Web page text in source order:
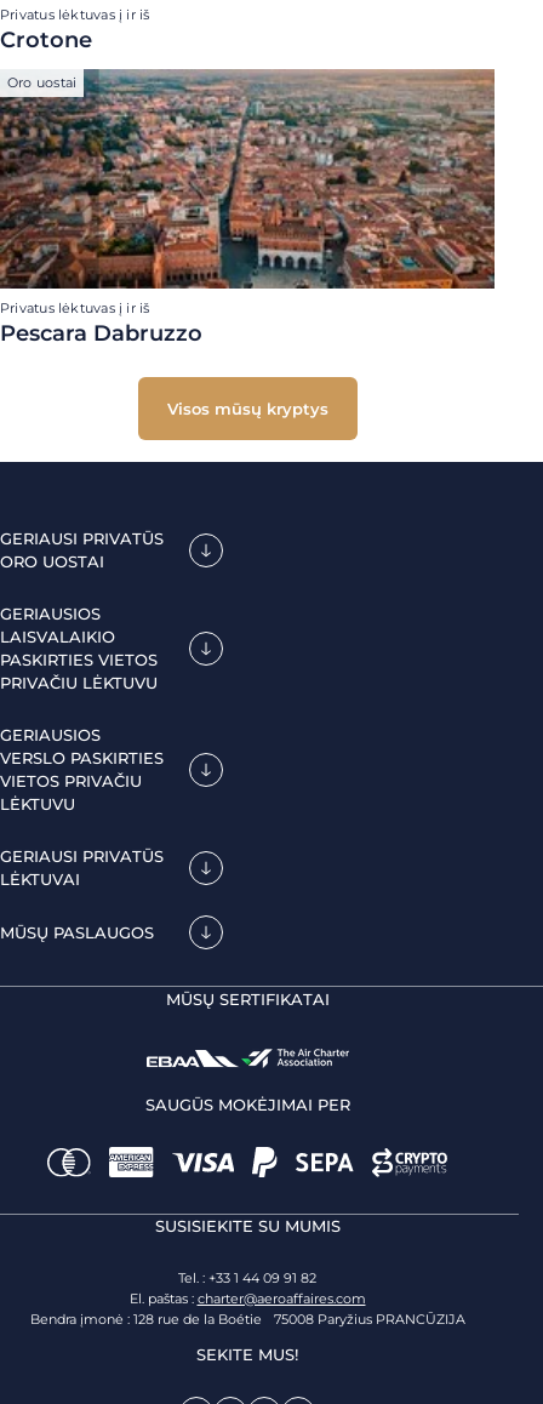
Privatus lėktuvas į ir iš
Crotone
Oro uostai
Privatus lėktuvas į ir iš
Pescara Dabruzzo
Visos mūsų kryptys
GERIAUSI PRIVATŪS
ORO UOSTAI
GERIAUSIOS
LAISVALAIKIO
PASKIRTIES VIETOS
PRIVAČIU LĖKTUVU
GERIAUSIOS
VERSLO PASKIRTIES
VIETOS PRIVAČIU
LĖKTUVU
GERIAUSI PRIVATŪS
LĖKTUVAI
MŪSŲ PASLAUGOS
MŪSŲ SERTIFIKATAI
SAUGŪS MOKĖJIMAI PER
SUSISIEKITE SU MUMIS
Tel. : +33 1 44 09 91 82
El. paštas : charter@aeroaffaires.com
Bendra įmonė : 128 rue de la Boétie 75008 Paryžius PRANCŪZIJA
SEKITE MUS!